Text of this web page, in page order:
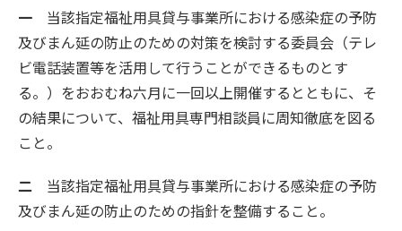
一 当該指定福祉用具貸与事業所における感染症の予防
及びまん延の防止のための対策を検討する委員会（テレ
ビ電話装置等を活用して行うことができるものとす
る。）をおおむね六月に一回以上開催するとともに、そ
の結果について、福祉用具専門相談員に周知徹底を図る
こと。
二 当該指定福祉用具貸与事業所における感染症の予防
及びまん延の防止のための指針を整備すること。